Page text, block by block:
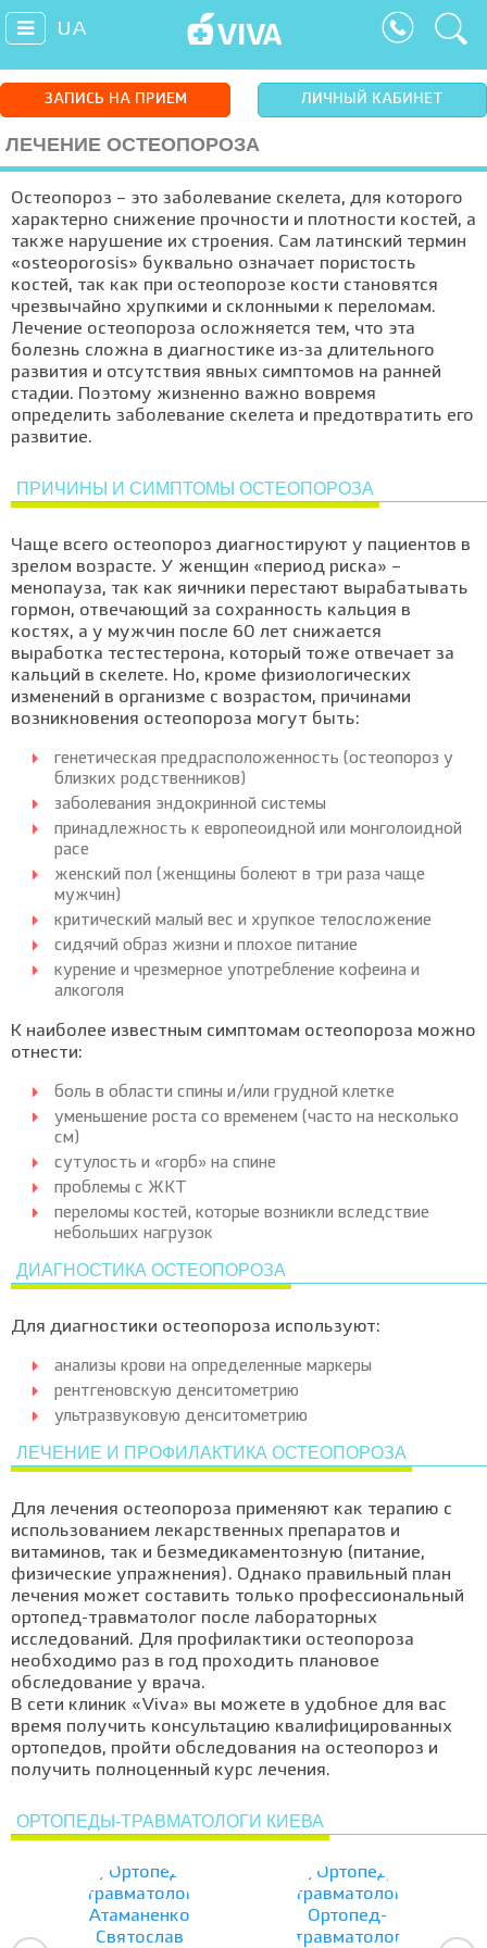
UA
ЗАПИСЬ НА ПРИЕМ ЛИЧНЫЙ КАБИНЕТ
ЛЕЧЕНИЕ ОСТЕОПОРОЗА
Остеопороз – это заболевание скелета, для которого
характерно снижение прочности и плотности костей, а
также нарушение их строения. Сам латинский термин
«osteoporosis» буквально означает пористость
костей, так как при остеопорозе кости становятся
чрезвычайно хрупкими и склонными к переломам.
Лечение остеопороза осложняется тем, что эта
болезнь сложна в диагностике из-за длительного
развития и отсутствия явных симптомов на ранней
стадии. Поэтому жизненно важно вовремя
определить заболевание скелета и предотвратить его
развитие.
ПРИЧИНЫ И СИМПТОМЫ ОСТЕОПОРОЗА
Чаще всего остеопороз диагностируют у пациентов в
зрелом возрасте. У женщин «период риска» –
менопауза, так как яичники перестают вырабатывать
гормон, отвечающий за сохранность кальция в
костях, а у мужчин после 60 лет снижается
выработка тестестерона, который тоже отвечает за
кальций в скелете. Но, кроме физиологических
изменений в организме с возрастом, причинами
возникновения остеопороза могут быть:
генетическая предрасположенность (остеопороз у
близких родственников)
заболевания эндокринной системы
принадлежность к европеоидной или монголоидной
расе
женский пол (женщины болеют в три раза чаще
мужчин)
критический малый вес и хрупкое телосложение
сидячий образ жизни и плохое питание
курение и чрезмерное употребление кофеина и
алкоголя
К наиболее известным симптомам остеопороза можно
отнести:
боль в области спины и/или грудной клетке
уменьшение роста со временем (часто на несколько
см)
сутулость и «горб» на спине
проблемы с ЖКТ
переломы костей, которые возникли вследствие
небольших нагрузок
ДИАГНОСТИКА ОСТЕОПОРОЗА
Для диагностики остеопороза используют:
анализы крови на определенные маркеры
рентгеновскую денситометрию
ультразвуковую денситометрию
ЛЕЧЕНИЕ И ПРОФИЛАКТИКА ОСТЕОПОРОЗА
Для лечения остеопороза применяют как терапию с
использованием лекарственных препаратов и
витаминов, так и безмедикаментозную (питание,
физические упражнения). Однако правильный план
лечения может составить только профессиональный
ортопед-травматолог после лабораторных
исследований. Для профилактики остеопороза
необходимо раз в год проходить плановое
обследование у врача.
В сети клиник «Viva» вы можете в удобное для вас
время получить консультацию квалифицированных
ортопедов, пройти обследования на остеопороз и
получить полноценный курс лечения.
ОРТОПЕДЫ-ТРАВМАТОЛОГИ КИЕВА